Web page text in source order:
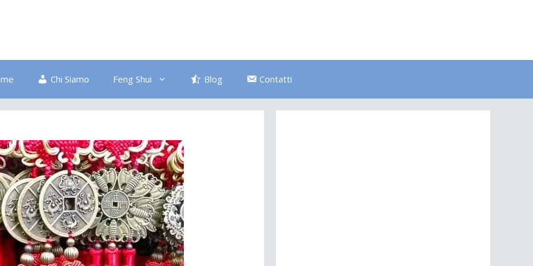
Chi Siamo Feng Shui
Bagno Bambini
Divano
Ingresso
Salute
Piante
Pulizia Energetica
Blog Contatti